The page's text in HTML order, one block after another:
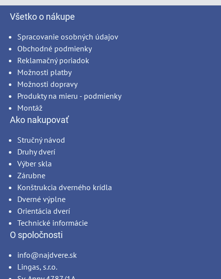
Všetko o nákupe
Spracovanie osobných údajov
Obchodné podmienky
Reklamačný poriadok
Možnosti platby
Možnosti dopravy
Produkty na mieru - podmienky
Montáž
Ako nakupovať
Stručný návod
Druhy dverí
Výber skla
Zárubne
Konštrukcia dverného krídla
Dverné výplne
Orientácia dverí
Technické informácie
O spoločnosti
info@najdvere.sk
Lingas, s.r.o.